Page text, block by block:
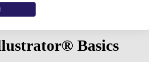
Basics